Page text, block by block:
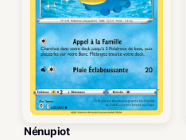
Nénupiot